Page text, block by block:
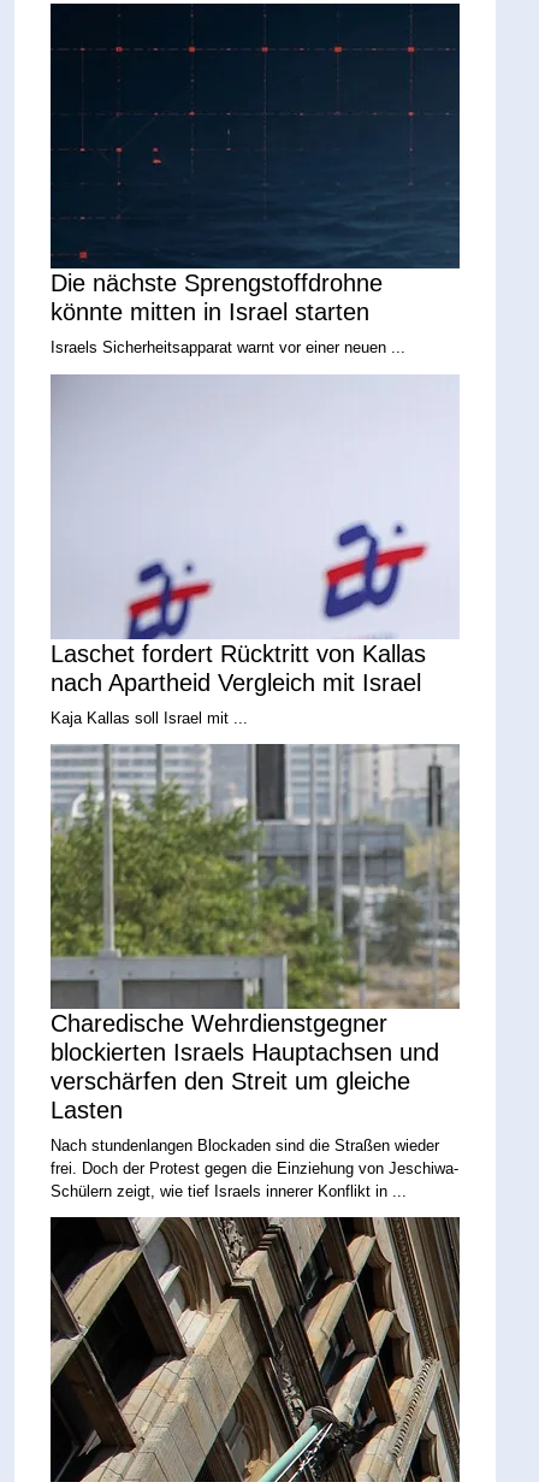
Die nächste Sprengstoffdrohne
könnte mitten in Israel starten
Israels Sicherheitsapparat warnt vor einer neuen ...
Laschet fordert Rücktritt von Kallas
nach Apartheid Vergleich mit Israel
Kaja Kallas soll Israel mit ...
Charedische Wehrdienstgegner
blockierten Israels Hauptachsen und
verschärfen den Streit um gleiche
Lasten
Nach stundenlangen Blockaden sind die Straßen wieder
frei. Doch der Protest gegen die Einziehung von Jeschiwa-
Schülern zeigt, wie tief Israels innerer Konflikt in ...